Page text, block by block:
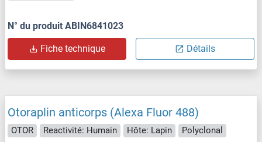
N° du produit ABIN6841023
Fiche technique Détails
Otoraplin anticorps (Alexa Fluor 488)
OTOR Reactivité: Humain Hôte: Lapin
Polyclonal